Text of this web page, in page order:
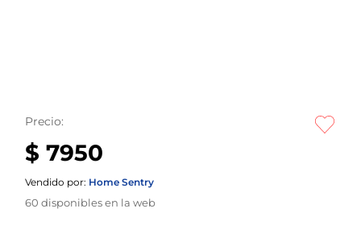
Precio:
$ 7950
Vendido por: Home Sentry
60 disponibles en la web